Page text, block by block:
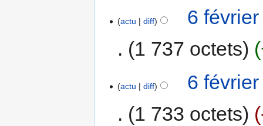
actu diff
6
1 737 octets
actu diff
6
1 733 octets